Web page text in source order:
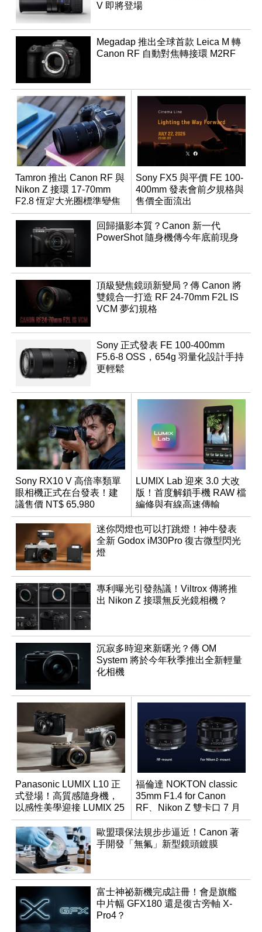
V 即將登場
Megadap 推出全球首款 Leica M 轉
Canon RF 自動對焦轉接環 M2RF
Tamron 推出 Canon RF 與
Nikon Z 接環 17-70mm
F2.8 恆定大光圈標準變焦
鏡
Sony FX5 與平價 FE 100-
400mm 發表會前夕規格與
售價全面流出
回歸攝影本質？Canon 新一代
PowerShot 隨身機傳今年底前現身
頂級變焦鏡頭新變局？傳 Canon 將
雙鏡合一打造 RF 24-70mm F2L IS
VCM 夢幻規格
Sony 正式發表 FE 100-400mm
F5.6-8 OSS，654g 羽量化設計手持
更輕鬆
Sony RX10 V 高倍率類單
眼相機正式在台發表！建
議售價 NT$ 65,980
LUMIX Lab 迎來 3.0 大改
版！首度解鎖手機 RAW 檔
編修與有線高速傳輸
迷你閃燈也可以打跳燈！神牛發表
全新 Godox iM30Pro 復古微型閃光
燈
專利曝光引發熱議！Viltrox 傳將推
出 Nikon Z 接環無反光鏡相機？
沉寂多時迎來新曙光？傳 OM
System 將於今年秋季推出全新輕量
化相機
Panasonic LUMIX L10 正
式登場！高質感隨身機，
以感性美學迎接 LUMIX 25
週年
福倫達 NOKTON classic
35mm F1.4 for Canon
RF、Nikon Z 雙卡口 7 月
同步登台
歐盟環保法規步步逼近！Canon 著
手開發「無氟」新型鏡頭鍍膜
富士神祕新機完成註冊！會是旗艦
中片幅 GFX180 還是復古旁軸 X-
Pro4？